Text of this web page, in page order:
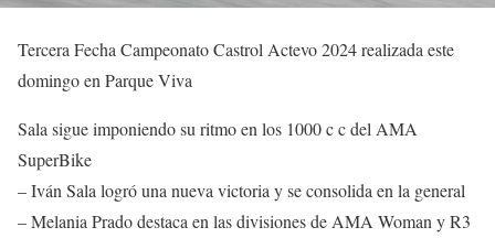
Tercera Fecha Campeonato Castrol Actevo 2024 realizada este
domingo en Parque Viva
Sala sigue imponiendo su ritmo en los 1000 c c del AMA
SuperBike
– Iván Sala logró una nueva victoria y se consolida en la general
– Melania Prado destaca en las divisiones de AMA Woman y R3